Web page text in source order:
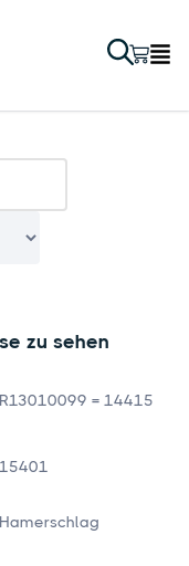
zu sehen
R13010099 = 14415
15401
Hamerschlag